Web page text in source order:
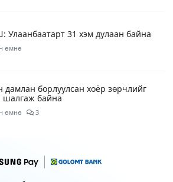
Улаанбаатарт 31 хэм дулаан байна
өмнө
дамлан борлуулсан хоёр зөрчлийг
шалгаж байна
өмнө 3
төлөв